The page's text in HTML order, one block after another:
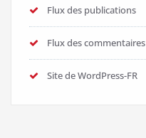
Flux des publications
Flux des commentaires
Site de WordPress-FR